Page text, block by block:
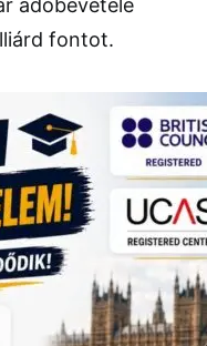
adóbevétele
fontot.